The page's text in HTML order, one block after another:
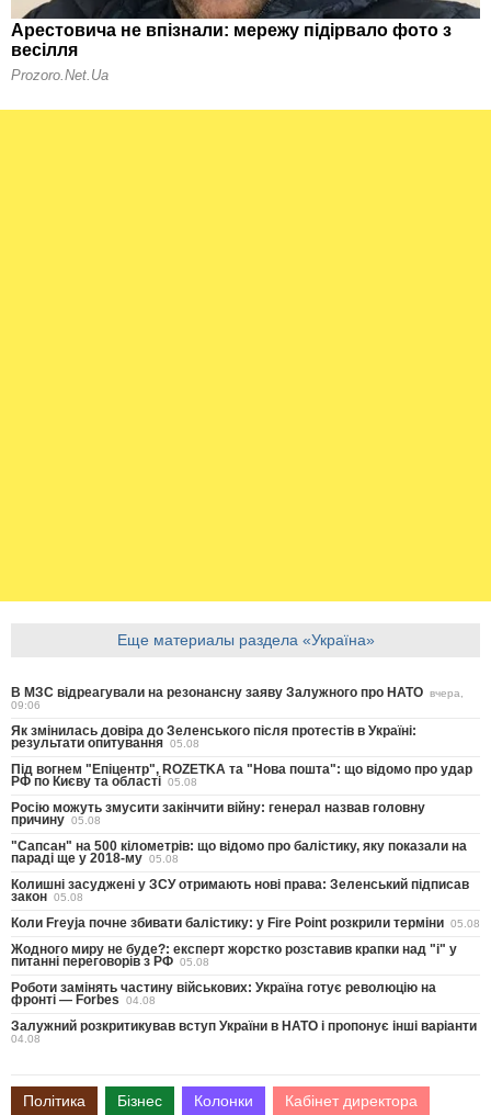
Еще материалы раздела «Україна»
В МЗС відреагували на резонансну заяву Залужного про НАТО вчера,
09:06
Як змінилась довіра до Зеленського після протестів в Україні:
результати опитування 05.08
Під вогнем "Епіцентр", ROZETKA та "Нова пошта": що відомо про удар
РФ по Києву та області 05.08
Росію можуть змусити закінчити війну: генерал назвав головну
причину 05.08
"Сапсан" на 500 кілометрів: що відомо про балістику, яку показали на
параді ще у 2018-му 05.08
Колишні засуджені у ЗСУ отримають нові права: Зеленський підписав
закон 05.08
Коли Freyja почне збивати балістику: у Fire Point розкрили терміни 05.08
Жодного миру не буде?: експерт жорстко розставив крапки над "і" у
питанні переговорів з РФ 05.08
Роботи замінять частину військових: Україна готує революцію на
фронті — Forbes 04.08
Залужний розкритикував вступ України в НАТО і пропонує інші варіанти
04.08
Політика Бізнес Колонки Кабінет директора